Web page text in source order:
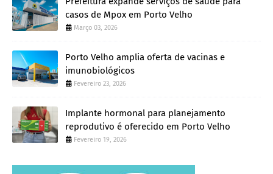
casos de Mpox em Porto Velho
Março 03, 2026
Porto Velho amplia oferta de vacinas e
imunobiológicos
Fevereiro 23, 2026
Implante hormonal para planejamento
reprodutivo é oferecido em Porto Velho
Fevereiro 19, 2026